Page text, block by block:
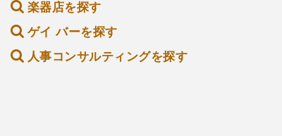
楽器店を探す
ゲイ バーを探す
人事コンサルティングを探す